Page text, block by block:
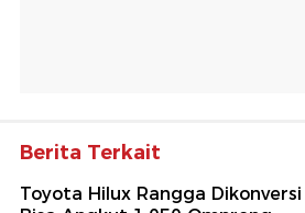
Berita Terkait
Toyota Hilux Rangga Dikonversi